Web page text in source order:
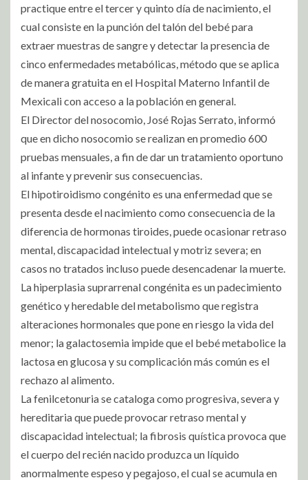
practique entre el tercer y quinto día de nacimiento, el
cual consiste en la punción del talón del bebé para
extraer muestras de sangre y detectar la presencia de
cinco enfermedades metabólicas, método que se aplica
de manera gratuita en el Hospital Materno Infantil de
Mexicali con acceso a la población en general.
El Director del nosocomio, José Rojas Serrato, informó
que en dicho nosocomio se realizan en promedio 600
pruebas mensuales, a fin de dar un tratamiento oportuno
al infante y prevenir sus consecuencias.
El hipotiroidismo congénito es una enfermedad que se
presenta desde el nacimiento como consecuencia de la
diferencia de hormonas tiroides, puede ocasionar retraso
mental, discapacidad intelectual y motriz severa; en
casos no tratados incluso puede desencadenar la muerte.
La hiperplasia suprarrenal congénita es un padecimiento
genético y heredable del metabolismo que registra
alteraciones hormonales que pone en riesgo la vida del
menor; la galactosemia impide que el bebé metabolice la
lactosa en glucosa y su complicación más común es el
rechazo al alimento.
La fenilcetonuria se cataloga como progresiva, severa y
hereditaria que puede provocar retraso mental y
discapacidad intelectual; la fibrosis quística provoca que
el cuerpo del recién nacido produzca un líquido
anormalmente espeso y pegajoso, el cual se acumula en